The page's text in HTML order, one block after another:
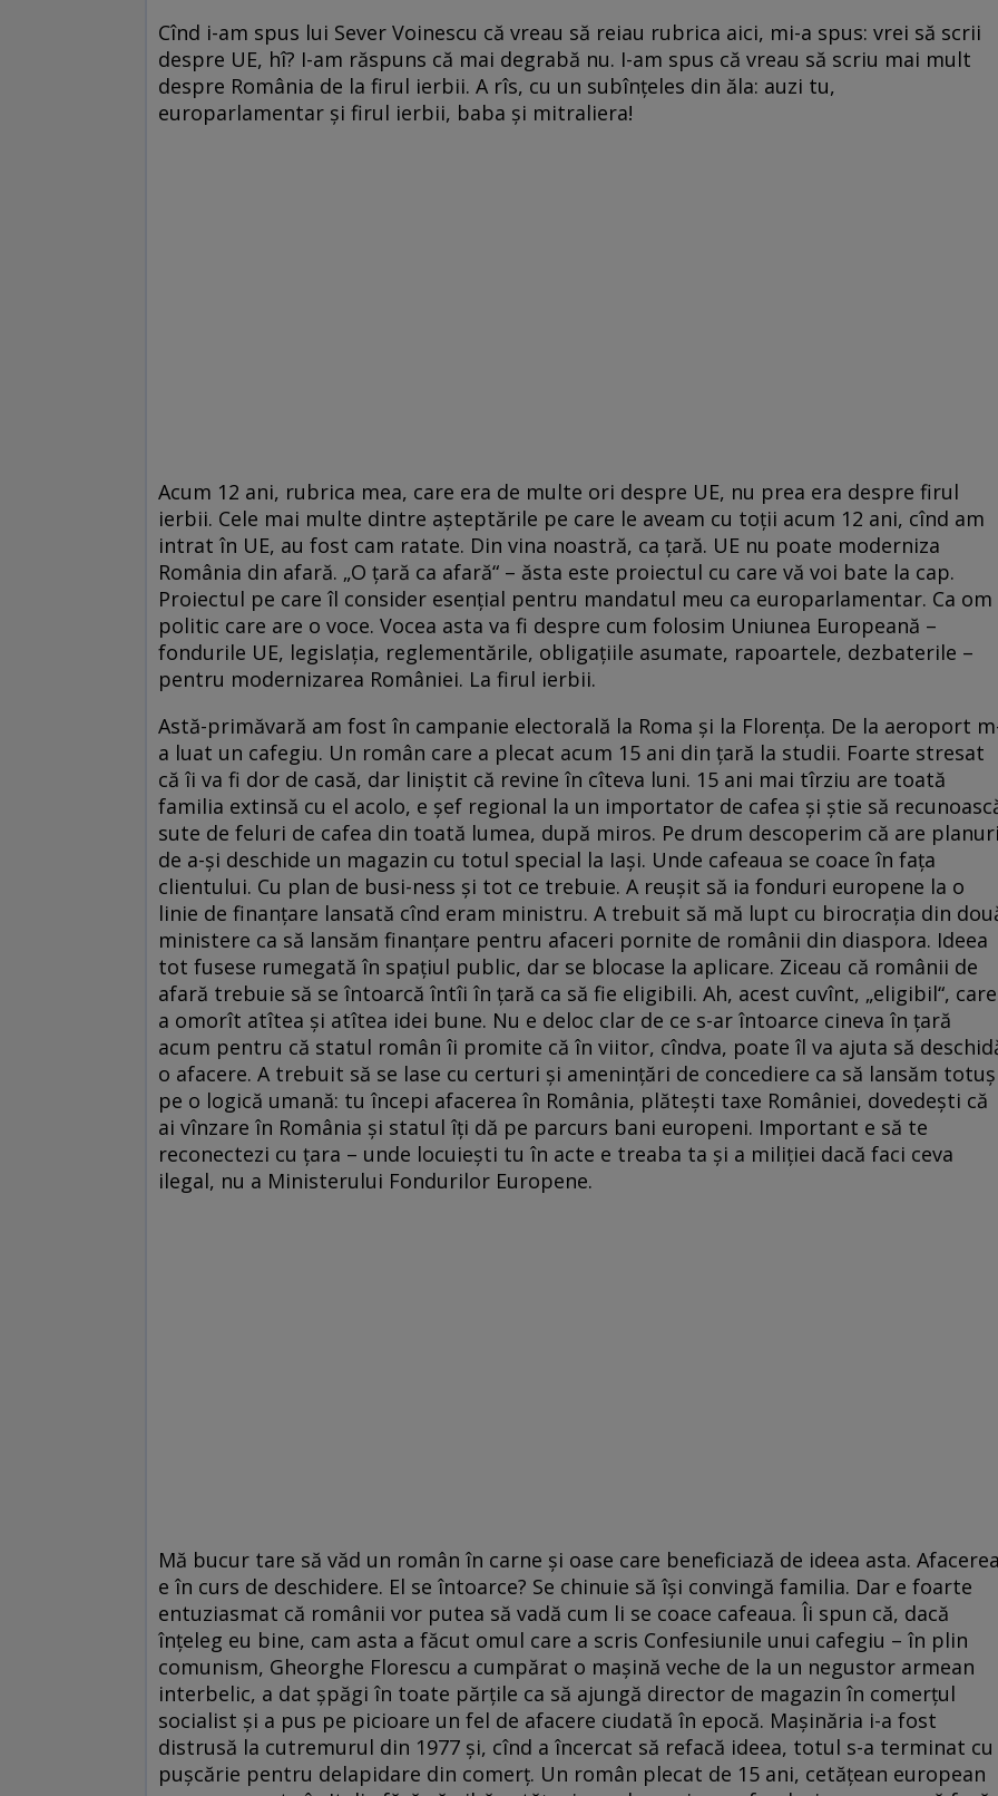
Cînd i-am spus lui Sever Voinescu că vreau să reiau rubrica aici, mi-a spus: vrei să scrii
despre UE, hî? I-am răspuns că mai degrabă nu. I-am spus că vreau să scriu mai mult
despre România de la firul ierbii. A rîs, cu un subînțeles din ăla: auzi tu,
europarlamentar și firul ierbii, baba și mitraliera!
Acum 12 ani, rubrica mea, care era de multe ori despre UE, nu prea era despre firul
ierbii. Cele mai multe dintre așteptările pe care le aveam cu toții acum 12 ani, cînd am
intrat în UE, au fost cam ratate. Din vina noastră, ca țară. UE nu poate moderniza
România din afară. „O țară ca afară“ – ăsta este proiectul cu care vă voi bate la cap.
Proiectul pe care îl consider esențial pentru mandatul meu ca europarlamentar. Ca om
politic care are o voce. Vocea asta va fi despre cum folosim Uniunea Europeană –
fondurile UE, legislația, reglementările, obligațiile asumate, rapoartele, dezbaterile –
pentru modernizarea României. La firul ierbii.
Astă-primăvară am fost în campanie electorală la Roma și la Florența. De la aeroport
a luat un cafegiu. Un român care a plecat acum 15 ani din țară la studii. Foarte stresat
că îi va fi dor de casă, dar liniștit că revine în cîteva luni. 15 ani mai tîrziu are toată
familia extinsă cu el acolo, e șef regional la un importator de cafea și știe să
sute de feluri de cafea din toată lumea, după miros. Pe drum descoperim că are
de a-și deschide un magazin cu totul special la Iași. Unde cafeaua se coace în fața
clientului. Cu plan de busi-ness și tot ce trebuie. A reușit să ia fonduri europene la o
linie de finanțare lansată cînd eram ministru. A trebuit să mă lupt cu birocrația din
ministere ca să lansăm finanțare pentru afaceri pornite de românii din diaspora. Ideea
tot fusese rumegată în spațiul public, dar se blocase la aplicare. Ziceau că românii de
afară trebuie să se întoarcă întîi în țară ca să fie eligibili. Ah, acest cuvînt, „eligibil“, care
a omorît atîtea și atîtea idei bune. Nu e deloc clar de ce s-ar întoarce cineva în țară
acum pentru că statul român îi promite că în viitor, cîndva, poate îl va ajuta să
o afacere. A trebuit să se lase cu certuri și amenințări de concediere ca să lansăm
pe o logică umană: tu începi afacerea în România, plătești taxe României, dovedești că
ai vînzare în România și statul îți dă pe parcurs bani europeni. Important e să te
reconectezi cu țara – unde locuiești tu în acte e treaba ta și a miliției dacă faci ceva
ilegal, nu a Ministerului Fondurilor Europene.
Mă bucur tare să văd un român în carne și oase care beneficiază de ideea asta.
e în curs de deschidere. El se întoarce? Se chinuie să își convingă familia. Dar e foarte
entuziasmat că românii vor putea să vadă cum li se coace cafeaua. Îi spun că, dacă
înțeleg eu bine, cam asta a făcut omul care a scris Confesiunile unui cafegiu – în plin
comunism, Gheorghe Florescu a cumpărat o mașină veche de la un negustor armean
interbelic, a dat șpăgi în toate părțile ca să ajungă director de magazin în comerțul
socialist și a pus pe picioare un fel de afacere ciudată în epocă. Mașinăria i-a fost
distrusă la cutremurul din 1977 și, cînd a încercat să refacă ideea, totul s-a terminat cu
pușcărie pentru delapidare din comerț. Un român plecat de 15 ani, cetățean european